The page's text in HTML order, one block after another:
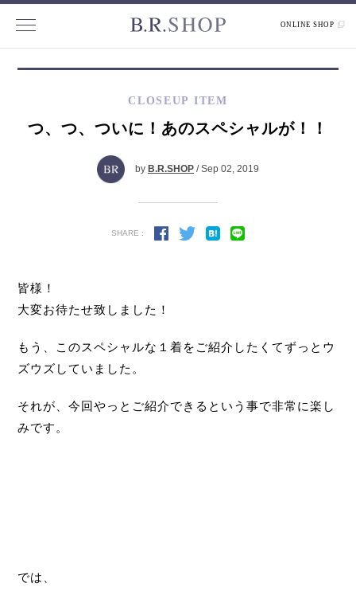
ONLINE SHOP
CLOSEUP ITEM
つ、つ、ついに！あのスペシャルが！！
by B.R.SHOP / Sep 02, 2019
SHARE :
皆様！
大変お待たせ致しました！
もう、このスペシャルな１着をご紹介したくてずっとウ
ズウズしていました。
それが、今回やっとご紹介できるという事で非常に楽し
みです。
では、